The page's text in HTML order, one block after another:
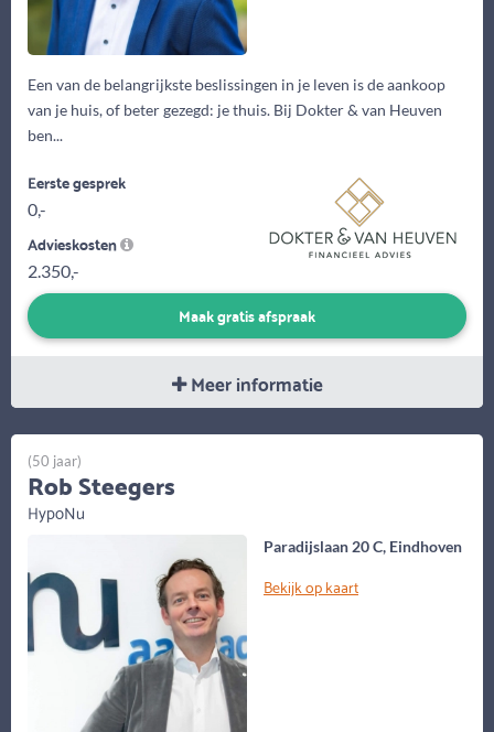
Een van de belangrijkste beslissingen in je leven is de aankoop
van je huis, of beter gezegd: je thuis. Bij Dokter & van Heuven
ben...
Eerste gesprek
0,-
Advieskosten
2.350,-
Maak gratis afspraak
Meer informatie
Paradijslaan 20 C, Eindhoven
Bekijk op kaart
(50 jaar)
Rob Steegers
HypoNu